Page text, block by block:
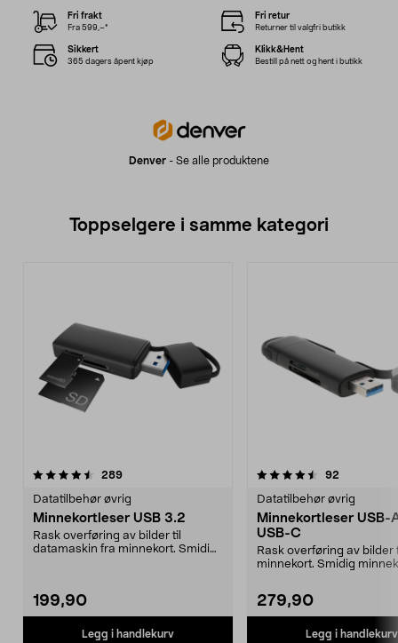
Denver - Se alle produktene
Fri frakt
Fra 599,–*
Fri retur
Returner til valgfri butikk
Sikkert
365 dagers åpent kjøp
Klikk&Hent
Bestill på nett og hent i butikk
Toppselgere i samme kategori
289anmeldelser
Datatilbehør øvrig
Minnekortleser USB 3.2
Rask overføring av bilder til
datamaskin fra minnekort. Smidig
199,90
Legg i handlekurv
4.5 av 5 stjerner 92
Datatilbehør øvrig
Minnekortleser USB-
USB-C
Rask overføring av bilder
minnekort. Smidig
279,90
Legg i handlekurv
4.5 av 5 stjerner